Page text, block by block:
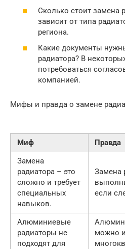
Сколько стоит замена
зависит от типа
региона.
Какие документы
радиатора? В
потребоваться
компанией.
Мифы и правда о замене
Миф
Правда
Замена
радиатора – это
сложно и требует
специальных
навыков.
Замена
если
Алюминиевые
радиаторы не
подходят для
можно